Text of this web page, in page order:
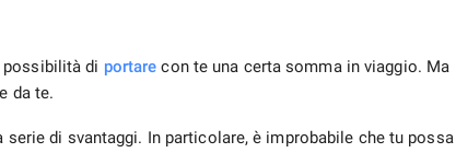
di portare con te una certa somma in viaggio. Ma
da te.
di svantaggi. In particolare, è improbabile che tu possa